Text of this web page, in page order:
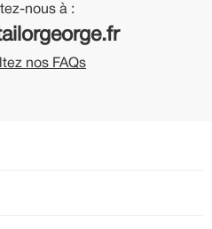
nous à :
nos FAQs